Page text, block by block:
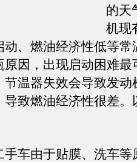
的天
机现
、燃油经济性低等常
因，出现启动困难最
温器失效会导致发动
致燃油经济性很差。
车由于贴膜、洗车等